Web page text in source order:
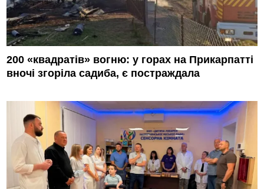
200 «квадратів» вогню: у горах на Прикарпатті
вночі згоріла садиба, є постраждала